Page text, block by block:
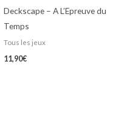
Deckscape – A L’Epreuve du
Temps
Tous les jeux
11,90€